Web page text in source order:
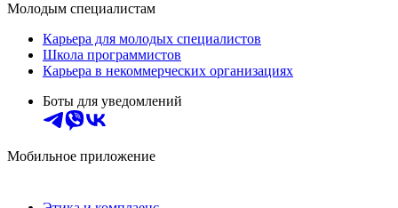
Молодым специалистам
Карьера для молодых специалистов
Школа программистов
Карьера в некоммерческих организациях
Боты для уведомлений
Мобильное приложение